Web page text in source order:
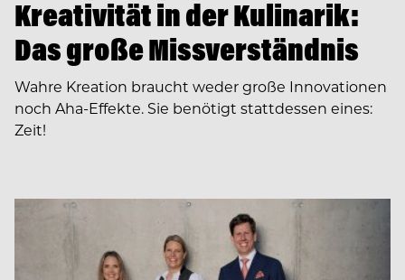
Kreativität in der Kulinarik:
Das große Missverständnis
Wahre Kreation braucht weder große Innovationen
noch Aha-Effekte. Sie benötigt stattdessen eines:
Zeit!